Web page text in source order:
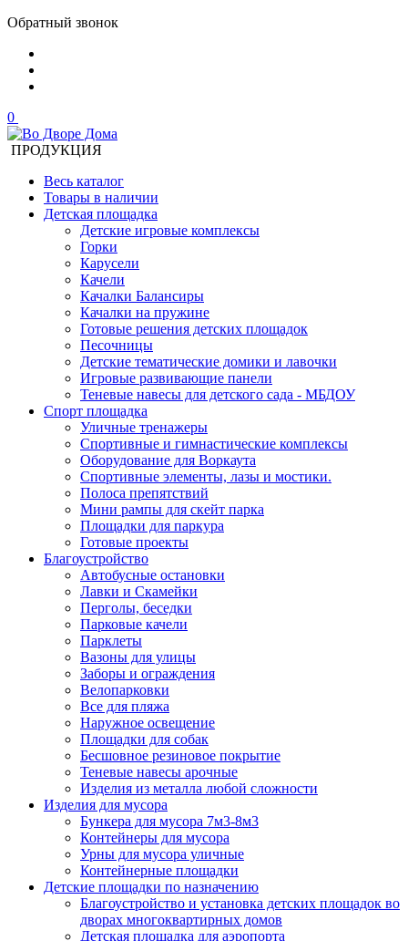
Обратный звонок
0
ПРОДУКЦИЯ
Весь каталог
Товары в наличии
Детская площадка
Детские игровые комплексы
Горки
Карусели
Качели
Качалки Балансиры
Качалки на пружине
Готовые решения детских площадок
Песочницы
Детские тематические домики и лавочки
Игровые развивающие панели
Теневые навесы для детского сада - МБДОУ
Спорт площадка
Уличные тренажеры
Спортивные и гимнастические комплексы
Оборудование для Воркаута
Спортивные элементы, лазы и мостики.
Полоса препятствий
Мини рампы для скейт парка
Площадки для паркура
Готовые проекты
Благоустройство
Автобусные остановки
Лавки и Скамейки
Перголы, беседки
Парковые качели
Парклеты
Вазоны для улицы
Заборы и ограждения
Велопарковки
Все для пляжа
Наружное освещение
Площадки для собак
Бесшовное резиновое покрытие
Теневые навесы арочные
Изделия из металла любой сложности
Изделия для мусора
Бункера для мусора 7м3-8м3
Контейнеры для мусора
Урны для мусора уличные
Контейнерные площадки
Детские площадки по назначению
Благоустройство и установка детских площадок во
дворах многоквартирных домов
Детская площадка для аэропорта